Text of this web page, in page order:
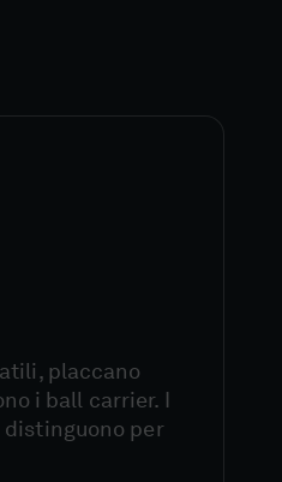
placcano
i ball carrier. I
distinguono per